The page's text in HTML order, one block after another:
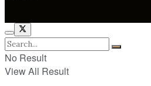
No Result
View All Result